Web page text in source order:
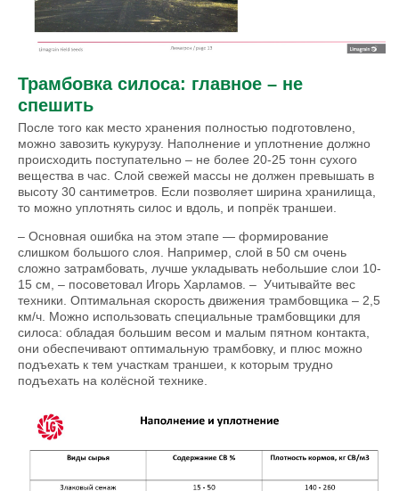
Трамбовка силоса: главное – не
спешить
После того как место хранения полностью подготовлено,
можно завозить кукурузу. Наполнение и уплотнение должно
происходить поступательно – не более 20-25 тонн сухого
вещества в час. Слой свежей массы не должен превышать в
высоту 30 сантиметров. Если позволяет ширина хранилища,
то можно уплотнять силос и вдоль, и попрёк траншеи.
– Основная ошибка на этом этапе — формирование
слишком большого слоя. Например, слой в 50 см очень
сложно затрамбовать, лучше укладывать небольшие слои 10-
15 см, – посоветовал Игорь Харламов. – Учитывайте вес
техники. Оптимальная скорость движения трамбовщика – 2,5
км/ч. Можно использовать специальные трамбовщики для
силоса: обладая большим весом и малым пятном контакта,
они обеспечивают оптимальную трамбовку, и плюс можно
подъехать к тем участкам траншеи, к которым трудно
подъехать на колёсной технике.